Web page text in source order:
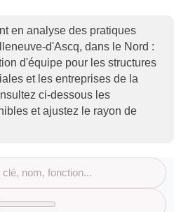
en analyse des pratiques
d'Ascq, dans le Nord :
d'équipe pour les structures
et les entreprises de la
ci-dessous les
et ajustez le rayon de